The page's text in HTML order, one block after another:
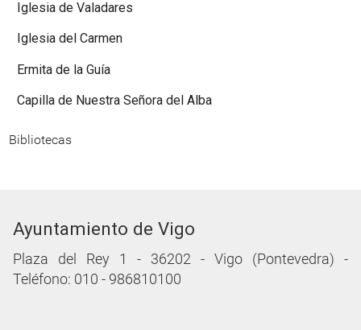
Iglesia de Valadares
Iglesia del Carmen
Ermita de la Guía
Capilla de Nuestra Señora del Alba
Bibliotecas
Ayuntamiento de Vigo
Plaza del Rey 1 - 36202 - Vigo (Pontevedra) -
Teléfono: 010 - 986810100